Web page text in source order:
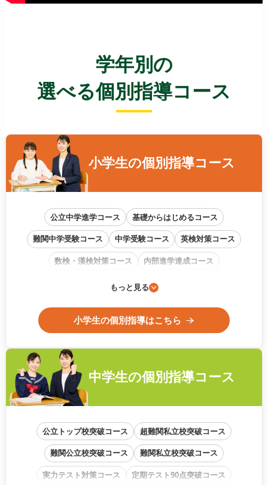
学年別の
選べる個別指導コース
小学生の個別指導コース
公立中学進学コース 基礎からはじめるコース
難関中学受験コース 中学受験コース 英検対策コース
数検・漢検対策コース 内部進学達成コース
通信教育フォローアップコース
もっと見る
小学生の個別指導はこちら
中学生の個別指導コース
公立トップ校突破コース 超難関私立校突破コース
難関公立校突破コース 難関私立校突破コース
実力テスト対策コース 定期テスト90点突破コース